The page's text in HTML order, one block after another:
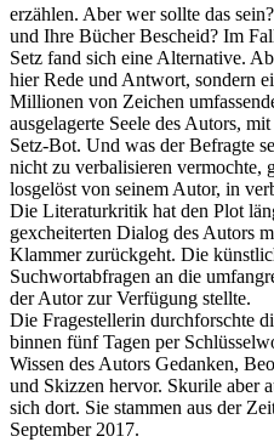
erzählen. Aber wer sollte das
und Ihre Bücher Bescheid? Im
Setz fand sich eine Alternative.
hier Rede und Antwort, sondern
Millionen von Zeichen
ausgelagerte Seele des Autors,
Setz-Bot. Und was der Befragte
nicht zu verbalisieren vermochte,
losgelöst von seinem Autor, in
Die Literaturkritik hat den Plot
gexcheiterten Dialog des Autors
Klammer zurückgeht. Die
Suchwortabfragen an die
der Autor zur Verfügung stellte.
Die Fragestellerin durchforschte
binnen fünf Tagen per
Wissen des Autors Gedanken,
und Skizzen hervor. Skurile aber
sich dort. Sie stammen aus der
September 2017.